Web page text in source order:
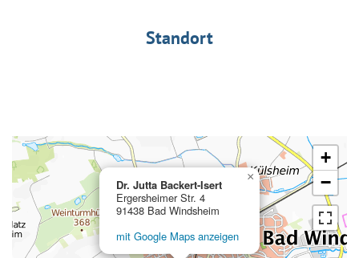
Standort
Dr. Jutta Backert-Isert
Ergersheimer Str. 4
91438 Bad Windsheim
mit Google Maps anzeigen
×
+
−